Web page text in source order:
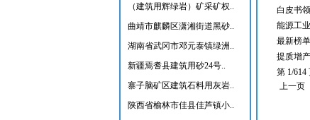
（建筑用辉绿岩）矿采矿权..
曲靖市麒麟区潇湘街道黑砂..
湖南省武冈市邓元泰镇绿洲..
新疆焉耆县建筑用砂24号..
寨子脑矿区建筑石料用灰岩..
陕西省榆林市佳县佳芦镇小..
白皮书
能源工
最新榜
提质增
第 1/614
上一页